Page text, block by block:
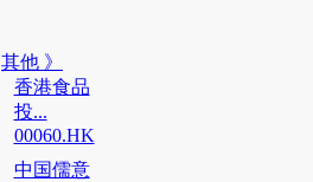
其他 》
香港食品
投...
00060.HK
中国儒意